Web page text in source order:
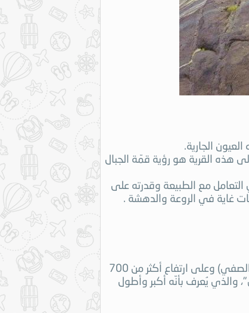
الجارية.
رحلة الصعود إلى هذه القرية هو رؤية قمّة الجبال
التعامل مع الطبيعة وقدرته على
غاية في الروعة والدهشة .
تقع قرية "غية" المعلقة تحديداً في شمال غرب منطقة عسير، في محافظة المجاردة. على سفح جبل تهوى البركانيّ والذي يعرف بـ(الصفي) وعلى ارتفاع أكثر من 700
انفجار الجبل البركاني "تهوى"، والذي يُعرف بأنّه أكبر وأطول